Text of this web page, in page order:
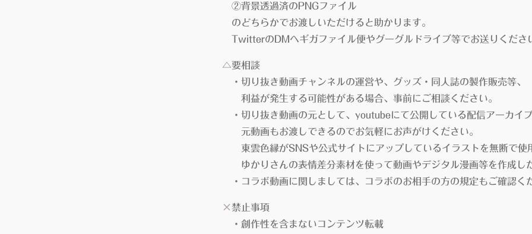
②背景透過済のPNGファイル
のどちらかでお渡しいただけると助かります。
TwitterのDMへギガファイル便やグーグルドライブ等でお送りくださ
△要相談
・切り抜き動画チャンネルの運営や、グッズ・同人誌の製作販売等、
利益が発生する可能性がある場合、事前にご相談ください。
・切り抜き動画の元として、youtubeにて公開している配信アーカイ
元動画もお渡しできるのでお気軽にお声がけください。
東雲色縁がSNSや公式サイトにアップしているイラストを無断で使
ゆかりさんの表情差分素材を使って動画やデジタル漫画等を作成し
・コラボ動画に関しましては、コラボのお相手の方の規定もご確認く
×禁止事項
・創作性を含まないコンテンツ転載